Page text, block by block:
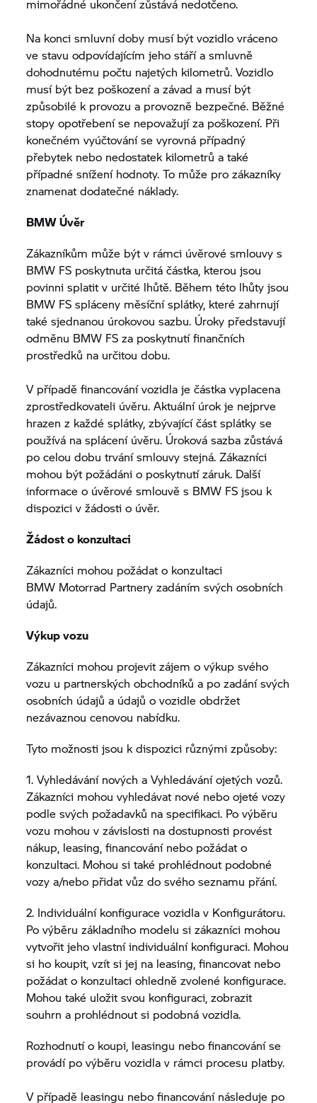
mimořádné ukončení zůstává nedotčeno.
Na konci smluvní doby musí být vozidlo vráceno
ve stavu odpovídajícím jeho stáří a smluvně
dohodnutému počtu najetých kilometrů. Vozidlo
musí být bez poškození a závad a musí být
způsobilé k provozu a provozně bezpečné. Běžné
stopy opotřebení se nepovažují za poškození. Při
konečném vyúčtování se vyrovná případný
přebytek nebo nedostatek kilometrů a také
případné snížení hodnoty. To může pro zákazníky
znamenat dodatečné náklady.
BMW Úvěr
Zákazníkům může být v rámci úvěrové smlouvy s
BMW FS poskytnuta určitá částka, kterou jsou
povinni splatit v určité lhůtě. Během této lhůty jsou
BMW FS spláceny měsíční splátky, které zahrnují
také sjednanou úrokovou sazbu. Úroky představují
odměnu BMW FS za poskytnutí finančních
prostředků na určitou dobu.
V případě financování vozidla je částka vyplacena
zprostředkovateli úvěru. Aktuální úrok je nejprve
hrazen z každé splátky, zbývající část splátky se
používá na splácení úvěru. Úroková sazba zůstává
po celou dobu trvání smlouvy stejná. Zákazníci
mohou být požádáni o poskytnutí záruk. Další
informace o úvěrové smlouvě s BMW FS jsou k
dispozici v žádosti o úvěr.
Žádost o konzultaci
Zákazníci mohou požádat o konzultaci
BMW Motorrad Partnery zadáním svých osobních
údajů.
Výkup vozu
Zákazníci mohou projevit zájem o výkup svého
vozu u partnerských obchodníků a po zadání svých
osobních údajů a údajů o vozidle obdržet
nezávaznou cenovou nabídku.
Tyto možnosti jsou k dispozici různými způsoby:
1. Vyhledávání nových a Vyhledávání ojetých vozů.
Zákazníci mohou vyhledávat nové nebo ojeté vozy
podle svých požadavků na specifikaci. Po výběru
vozu mohou v závislosti na dostupnosti provést
nákup, leasing, financování nebo požádat o
konzultaci. Mohou si také prohlédnout podobné
vozy a/nebo přidat vůz do svého seznamu přání.
2. Individuální konfigurace vozidla v Konfigurátoru.
Po výběru základního modelu si zákazníci mohou
vytvořit jeho vlastní individuální konfiguraci. Mohou
si ho koupit, vzít si jej na leasing, financovat nebo
požádat o konzultaci ohledně zvolené konfigurace.
Mohou také uložit svou konfiguraci, zobrazit
souhrn a prohlédnout si podobná vozidla.
Rozhodnutí o koupi, leasingu nebo financování se
provádí po výběru vozidla v rámci procesu platby.
V případě leasingu nebo financování následuje po